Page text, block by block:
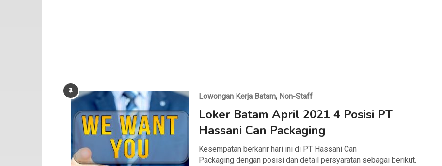
Lowongan Kerja Batam, Non-Staff
Loker Batam April 2021 4 Posisi PT
Hassani Can Packaging
Kesempatan berkarir hari ini di PT Hassani Can
Packaging dengan posisi dan detail persyaratan sebagai berikut.